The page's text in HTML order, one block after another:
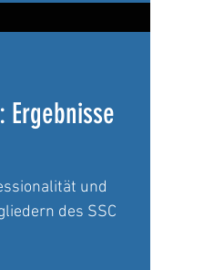
Ergebnisse
und
des SSC